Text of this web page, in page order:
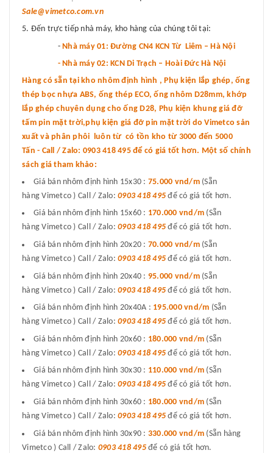
Sale@vimetco.com.vn
Đến trực tiếp nhà máy, kho hàng của chúng tôi tại:
- Nhà máy 01: Đường CN4 KCN Từ Liêm – Hà Nội
- Nhà máy 02: KCN Di Trạch – Hoài Đức Hà Nội
Hàng có sẵn tại kho nhôm định hình , Phụ kiện lắp ghép, ống
thép bọc nhựa ABS, ống thép ECO, ống nhôm D28mm, khớp
lắp ghép chuyên dụng cho ống D28, Phụ kiện khung giá đỡ
tấm pin mặt trời,phụ kiện giá đỡ pin mặt trời do Vimetco sản
xuất và phân phôi luôn từ có tồn kho từ 3000 đến 5000
Tấn - Call / Zalo: 0903 418 495 để có giá tốt hơn. Một số chính
sách giá tham khảo:
Giá bán nhôm định hình 15x30 : 75.000 vnd/m (Sẵn
hàng Vimetco ) Call / Zalo: 0903 418 495 để có giá tốt hơn.
Giá bán nhôm định hình 15x60 : 170.000 vnd/m (Sẵn
hàng Vimetco ) Call / Zalo: 0903 418 495 để có giá tốt hơn.
Giá bán nhôm định hình 20x20 : 70.000 vnd/m (Sẵn
hàng Vimetco ) Call / Zalo: 0903 418 495 để có giá tốt hơn.
Giá bán nhôm định hình 20x40 : 95.000 vnd/m (Sẵn
hàng Vimetco ) Call / Zalo: 0903 418 495 để có giá tốt hơn.
Giá bán nhôm định hình 20x40A : 195.000 vnd/m (Sẵn
hàng Vimetco ) Call / Zalo: 0903 418 495 để có giá tốt hơn.
Giá bán nhôm định hình 20x60 : 180.000 vnd/m (Sẵn
hàng Vimetco ) Call / Zalo: 0903 418 495 để có giá tốt hơn.
Giá bán nhôm định hình 30x30 : 110.000 vnd/m (Sẵn
hàng Vimetco ) Call / Zalo: 0903 418 495để có giá tốt hơn.
Giá bán nhôm định hình 30x60 : 180.000 vnd/m (Sẵn
hàng Vimetco ) Call / Zalo: 0903 418 495 để có giá tốt hơn.
Giá bán nhôm định hình 30x90 : 330.000 vnd/m (Sẵn hàng
Vimetco ) Call / Zalo: 0903 418 495 để có giá tốt hơn.